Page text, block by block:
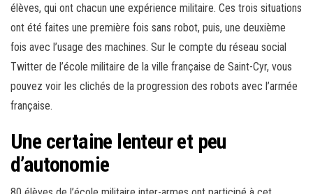
élèves, qui ont chacun une expérience militaire. Ces trois situations
ont été faites une première fois sans robot, puis, une deuxième
fois avec l’usage des machines. Sur le compte du réseau social
Twitter de l’école militaire de la ville française de Saint-Cyr, vous
pouvez voir les clichés de la progression des robots avec l’armée
française.
Une certaine lenteur et peu
d’autonomie